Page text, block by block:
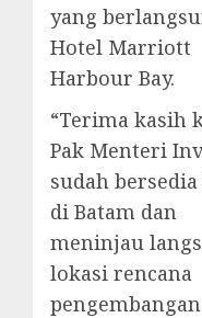
yang
Hotel Marriott
Harbour Bay.
“Terima kasih
Pak Menteri
sudah
di Batam dan
meninjau
lokasi rencana
pengembangan